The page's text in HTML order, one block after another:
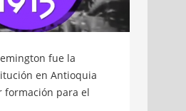
fue la
en Antioquia
formación para el